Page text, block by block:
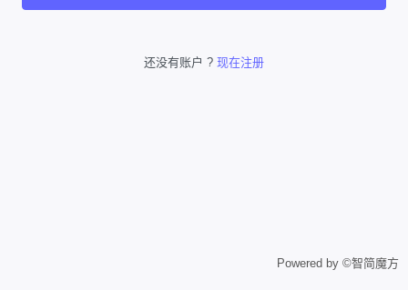
还没有账户 ? 现在注册
Powered by ©智简魔方